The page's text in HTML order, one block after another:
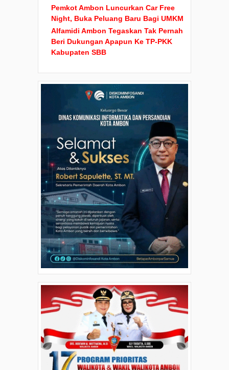
Pemkot Ambon Luncurkan Car Free
Night, Buka Peluang Baru Bagi UMKM
Alfamidi Ambon Tegaskan Tak Pernah
Beri Dukungan Apapun Ke TP-PKK
Kabupaten SBB